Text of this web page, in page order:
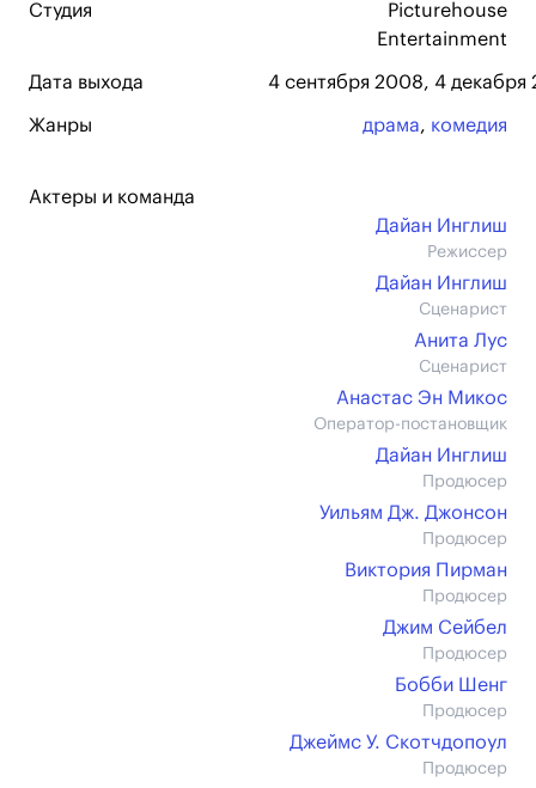
Студия
Picturehouse
Entertainment
Дата выхода 4 сентября 2008, 4 декабря
Жанры драма, комедия
Актеры и команда
Дайан Инглиш
Режиссер
Дайан Инглиш
Сценарист
Анита Лус
Сценарист
Анастас Эн Микос
Оператор-постановщик
Дайан Инглиш
Продюсер
Уильям Дж. Джонсон
Продюсер
Виктория Пирман
Продюсер
Джим Сейбел
Продюсер
Бобби Шенг
Продюсер
Джеймс У. Скотчдопоул
Продюсер